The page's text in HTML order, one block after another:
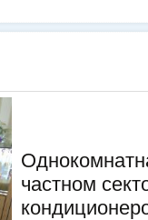
частном